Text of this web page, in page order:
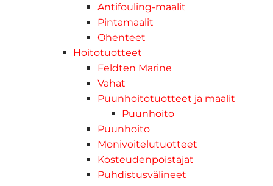
Antifouling-maalit
Pintamaalit
Ohenteet
Hoitotuotteet
Feldten Marine
Vahat
Puunhoitotuotteet ja maalit
Puunhoito
Puunhoito
Monivoitelutuotteet
Kosteudenpoistajat
Puhdistusvälineet